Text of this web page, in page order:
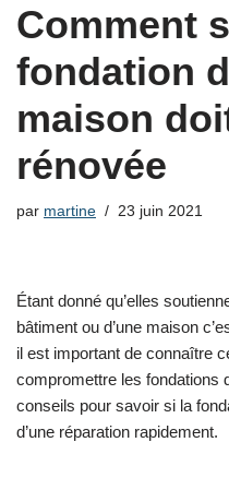
Comment
fondation
maison
rénovée
par martine 23 juin 2021
Étant donné qu’elles
bâtiment ou d’une maison
il est important de connaître
compromettre les fondations
conseils pour savoir si la
d’une réparation rapidement.